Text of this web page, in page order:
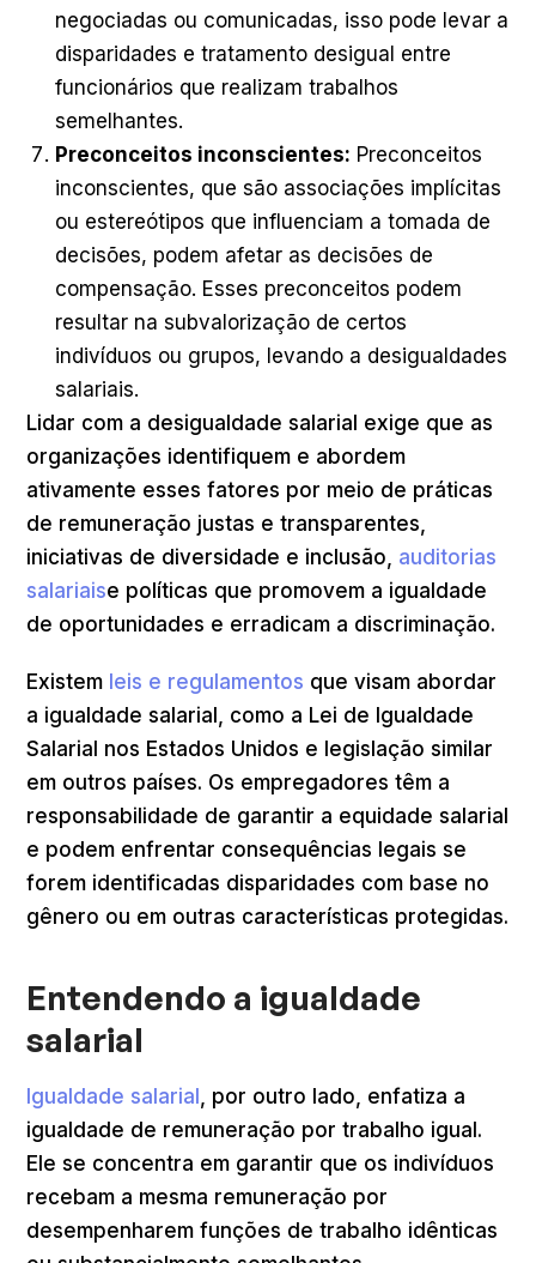
negociadas ou comunicadas, isso pode levar a
disparidades e tratamento desigual entre
funcionários que realizam trabalhos
semelhantes.
Preconceitos inconscientes: Preconceitos
inconscientes, que são associações implícitas
ou estereótipos que influenciam a tomada de
decisões, podem afetar as decisões de
compensação. Esses preconceitos podem
resultar na subvalorização de certos
indivíduos ou grupos, levando a desigualdades
salariais.
Lidar com a desigualdade salarial exige que as
organizações identifiquem e abordem
ativamente esses fatores por meio de práticas
de remuneração justas e transparentes,
iniciativas de diversidade e inclusão, auditorias
salariaise políticas que promovem a igualdade
de oportunidades e erradicam a discriminação.
Existem leis e regulamentos que visam abordar
a igualdade salarial, como a Lei de Igualdade
Salarial nos Estados Unidos e legislação similar
em outros países. Os empregadores têm a
responsabilidade de garantir a equidade salarial
e podem enfrentar consequências legais se
forem identificadas disparidades com base no
gênero ou em outras características protegidas.
Entendendo a igualdade
salarial
Igualdade salarial , por outro lado, enfatiza a
igualdade de remuneração por trabalho igual.
Ele se concentra em garantir que os indivíduos
recebam a mesma remuneração por
desempenharem funções de trabalho idênticas